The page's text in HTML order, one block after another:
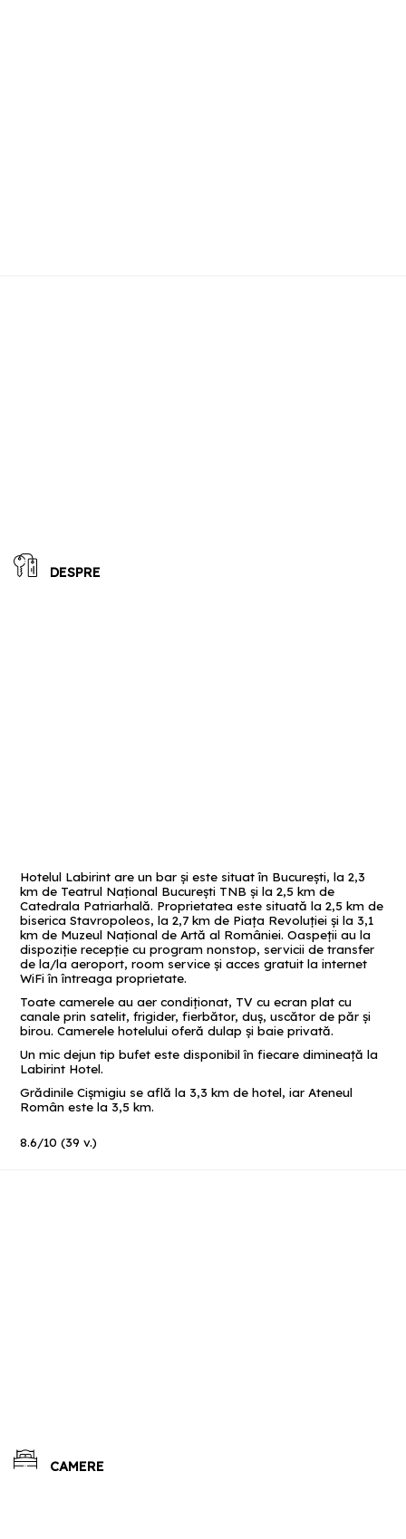
DESPRE
Hotelul Labirint are un bar și este situat în București, la 2,3
km de Teatrul Național București TNB și la 2,5 km de
Catedrala Patriarhală. Proprietatea este situată la 2,5 km de
biserica Stavropoleos, la 2,7 km de Piața Revoluției și la 3,1
km de Muzeul Național de Artă al României. Oaspeții au la
dispoziție recepție cu program nonstop, servicii de transfer
de la/la aeroport, room service și acces gratuit la internet
WiFi în întreaga proprietate.
Toate camerele au aer condiționat, TV cu ecran plat cu
canale prin satelit, frigider, fierbător, duș, uscător de păr și
birou. Camerele hotelului oferă dulap și baie privată.
Un mic dejun tip bufet este disponibil în fiecare dimineață la
Labirint Hotel.
Grădinile Cișmigiu se află la 3,3 km de hotel, iar Ateneul
Român este la 3,5 km.
8.6/10 (39 v.)
CAMERE